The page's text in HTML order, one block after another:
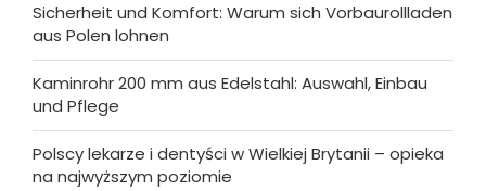
Sicherheit und Komfort: Warum sich Vorbaurollladen
aus Polen lohnen
Kaminrohr 200 mm aus Edelstahl: Auswahl, Einbau
und Pflege
Polscy lekarze i dentyści w Wielkiej Brytanii – opieka
na najwyższym poziomie